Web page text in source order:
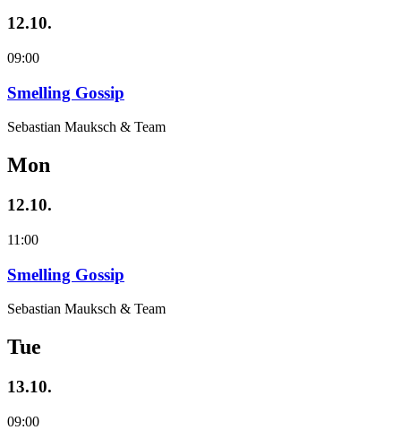
12.10.
09:00
Smelling Gossip
Sebastian Mauksch & Team
Mon
12.10.
11:00
Smelling Gossip
Sebastian Mauksch & Team
Tue
13.10.
09:00